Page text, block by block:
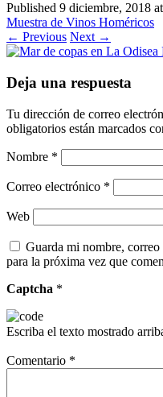
Published 9 diciembre, 2018 at
Muestra de Vinos Homéricos
← Previous Next →
Deja una respuesta
Tu dirección de correo
obligatorios están marcados
Nombre *
Correo electrónico *
Web
Guarda mi nombre,
para la próxima vez que
Captcha *
Escriba el texto mostrado
Comentario *